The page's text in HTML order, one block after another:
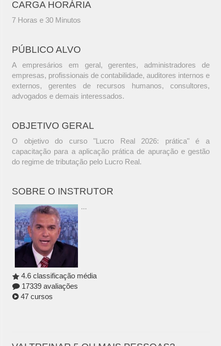
CARGA HORÁRIA
7 Horas e 30 Minutos
PÚBLICO ALVO
A empresários em geral, gerentes, administradores de
empresas, profissionais de contabilidade, auditores internos e
externos, gerentes de recursos humanos, consultores,
advogados e demais interessados.
OBJETIVO GERAL
O objetivo do curso "Lucro Real 2026: prática" é a
capacitação para a aplicação prática de apuração e gestão
do regime de tributação pelo Lucro Real.
SOBRE O INSTRUTOR
...
4.6 classificação média
17339 avaliações
47 cursos